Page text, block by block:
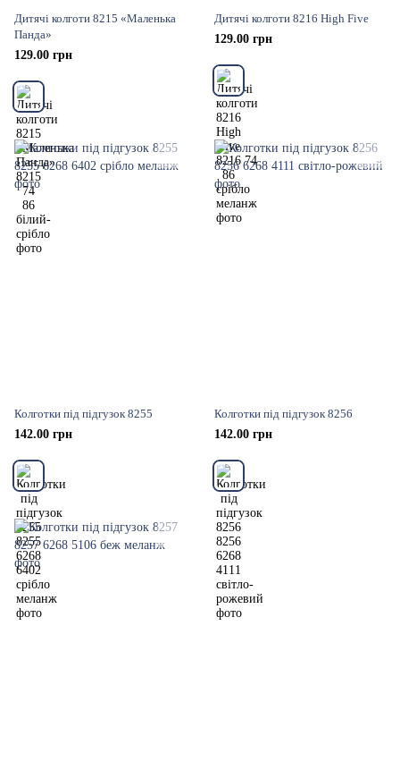
Дитячі колготи 8215 «Маленька
Панда»
129.00 грн
Дитячі колготи 8216 High Five
129.00 грн
Колготки під підгузок 8255
142.00 грн
Колготки під підгузок 8256
142.00 грн